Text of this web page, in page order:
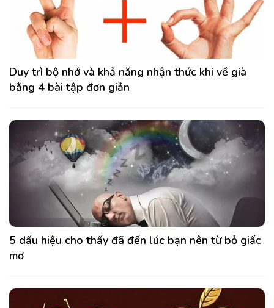
Duy trì bộ nhớ và khả năng nhận thức khi về già
bằng 4 bài tập đơn giản
5 dấu hiệu cho thấy đã đến lúc bạn nên từ bỏ giấc
mơ